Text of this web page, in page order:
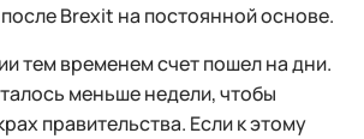
Brexit на постоянной основе.
тем временем счет пошел на дни.
меньше недели, чтобы
правительства. Если к этому